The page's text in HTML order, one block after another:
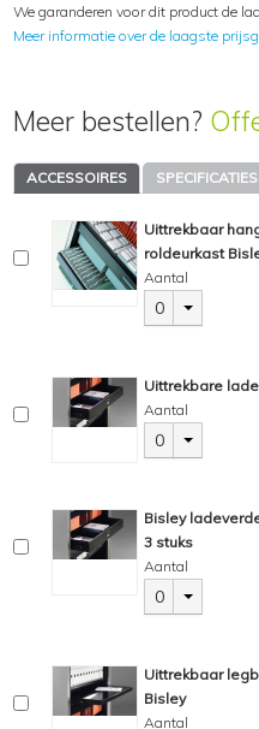
We garanderen voor dit product de
Meer informatie over de laagste
Meer bestellen?
ACCESSOIRES SPECIFICATIES
Uittrekbaar
roldeurkast
Aantal
0
Uittrekbare
Aantal
0
Bisley
3 stuks
Aantal
0
Uittrekbaar
Bisley
Aantal